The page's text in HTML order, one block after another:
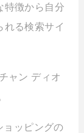
特徴から自分
れる検索サイ
ャン ディオ
ョッピングの